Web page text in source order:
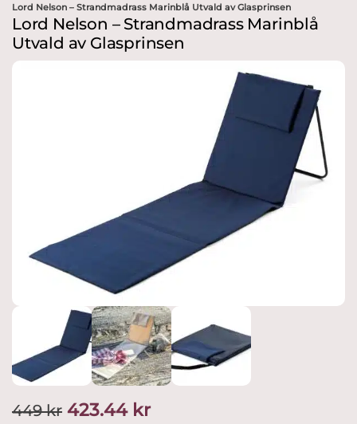
Lord Nelson – Strandmadrass Marinblå Utvald av Glasprinsen
Lord Nelson – Strandmadrass Marinblå
Utvald av Glasprinsen
449kr Det
423.44 krDet